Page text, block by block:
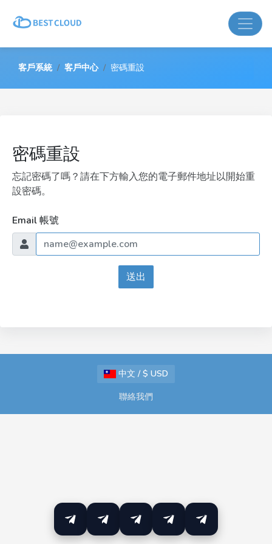
客戶系統 客戶中心 密碼重設
密碼重設
忘記密碼了嗎？請在下方輸入您的電子郵件地址以開始重
設密碼。
Email 帳號
送出
中文 / $ USD
聯絡我們